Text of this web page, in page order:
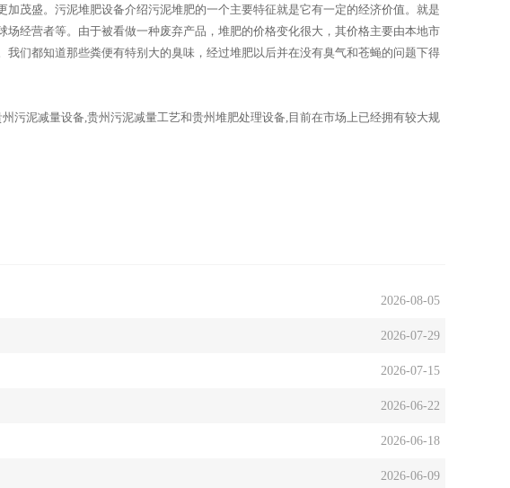
茂盛。污泥堆肥设备介绍污泥堆肥的一个主要特征就是它有一定的经济价值。就是
经营者等。由于被看做一种废弃产品，堆肥的价格变化很大，其价格主要由本地市
们都知道那些粪便有特别大的臭味，经过堆肥以后并在没有臭气和苍蝇的问题下得
污泥减量设备,贵州污泥减量工艺和贵州堆肥处理设备,目前在市场上已经拥有较大规
2026-08-05
2026-07-29
2026-07-15
2026-06-22
2026-06-18
2026-06-09